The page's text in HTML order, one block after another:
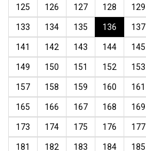
125 126 127 128 129
133 134 135 136 137
141 142 143 144 145
149 150 151 152 153
157 158 159 160 161
165 166 167 168 169
173 174 175 176 177
181 182 183 184 185